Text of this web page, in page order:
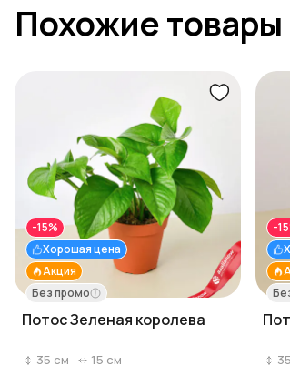
Похожие товары
Акция
Хорошая цена
-15%
Без промо
Потос Зеленая королева
35 см 15 см
-
35